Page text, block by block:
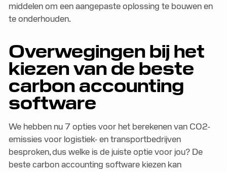
middelen om een aangepaste oplossing te bouwen en
te onderhouden.
Overwegingen bij het
kiezen van de beste
carbon accounting
software
We hebben nu 7 opties voor het berekenen van CO2-
emissies voor logistiek- en transportbedrijven
besproken, dus welke is de juiste optie voor jou? De
beste carbon accounting software kiezen kan